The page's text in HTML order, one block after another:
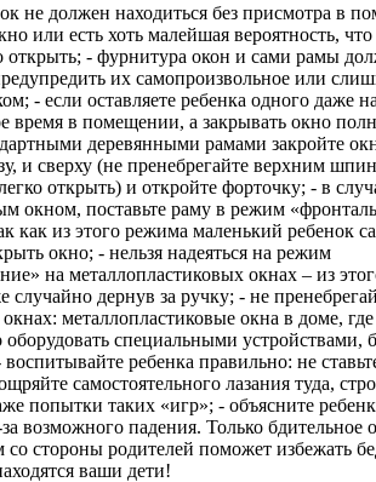
не должен находиться без присмотра в
или есть хоть малейшая вероятность,
открыть; - фурнитура окон и сами рамы
их самопроизвольное или
- если оставляете ребенка одного даже
время в помещении, а закрывать окно
деревянными рамами закройте
и сверху (не пренебрегайте верхним
открыть) и откройте форточку; - в
окном, поставьте раму в режим
как из этого режима маленький ребенок
окно; - нельзя надеяться на режим
на металлопластиковых окнах – из
случайно дернув за ручку; - не
металлопластиковые окна в доме, где
оборудовать специальными
ребенка правильно: не
самостоятельного лазания туда,
попытки таких «игр»; - объясните
возможного падения. Только бдительное
со стороны родителей поможет избежать
ваши дети!